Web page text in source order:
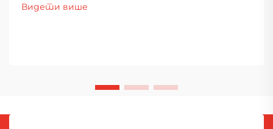
Видети више